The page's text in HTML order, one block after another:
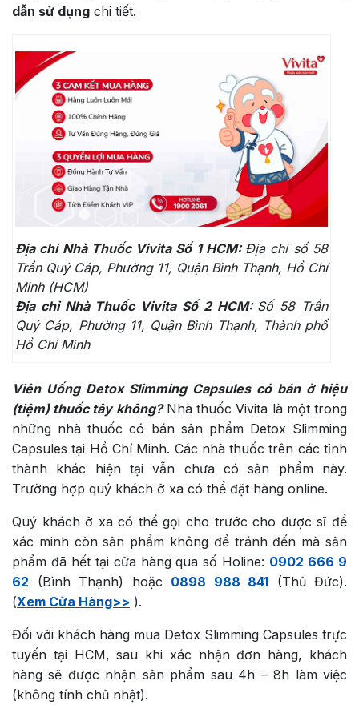
dẫn sử dụng chi tiết.
Địa chỉ Nhà Thuốc Vivita Số 1 HCM: Địa chỉ số 58
Trần Quý Cáp, Phường 11, Quận Bình Thạnh, Hồ Chí
Minh (HCM)
Địa chỉ Nhà Thuốc Vivita Số 2 HCM: Số 58 Trần
Quý Cáp, Phường 11, Quận Bình Thạnh, Thành phố
Hồ Chí Minh
Viên Uống Detox Slimming Capsules có bán ở hiệu
(tiệm) thuốc tây không?Nhà thuốc Vivita là một trong
những nhà thuốc có bán sản phẩm Detox Slimming
Capsules tại Hồ Chí Minh. Các nhà thuốc trên các tỉnh
thành khác hiện tại vẫn chưa có sản phẩm này.
Trường hợp quý khách ở xa có thể đặt hàng online.
Quý khách ở xa có thể gọi cho trước cho dược sĩ để
xác minh còn sản phẩm không để tránh đến mà sản
phẩm đã hết tại cửa hàng qua số Holine: 0902 666 9
62 (Bình Thạnh) hoặc 0898 988 841 (Thủ Đức).
(Xem Cửa Hàng>> ).
Đối với khách hàng mua Detox Slimming Capsules trực
tuyến tại HCM, sau khi xác nhận đơn hàng, khách
hàng sẽ được nhận sản phẩm sau 4h – 8h làm việc
(không tính chủ nhật).